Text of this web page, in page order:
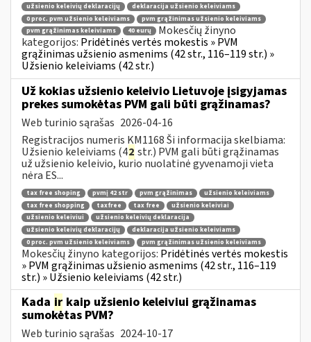
užsienio keleivių deklaracijų
deklaracija užsienio keleiviams
0 proc. pvm užsienio keleiviams
pvm grąžinimas užsienio keleiviams
pvm grąžinimas keleiviams
40 eurų
Mokesčių žinyno
kategorijos: Pridėtinės vertės mokestis » PVM
grąžinimas užsienio asmenims (42 str., 116–119 str.) »
Užsienio keleiviams (42 str.)
Už kokias užsienio keleivio Lietuvoje įsigyjamas
prekes sumokėtas PVM gali būti grąžinamas?
Web turinio sąrašas 2026-04-16
Registracijos numeris KM1168 Ši informacija skelbiama:
Užsienio keleiviams (42 str.) PVM gali būti grąžinamas
už užsienio keleivio, kurio nuolatinė gyvenamoji vieta
nėra ES...
tax free shoping pvmį 42 str pvm grąžinimas
užsienio keleiviams
tax free shopping
taxfree tax free
užsienio keleiviai
užsienio keleiviui
užsienio keleivių deklaracija
užsienio keleivių deklaracijų
deklaracija užsienio keleiviams
0 proc. pvm užsienio keleiviams
pvm grąžinimas užsienio keleiviams
Mokesčių žinyno kategorijos: Pridėtinės vertės mokestis
» PVM grąžinimas užsienio asmenims (42 str., 116–119
str.) » Užsienio keleiviams (42 str.)
Kada ir kaip užsienio keleiviui grąžinamas
sumokėtas PVM?
Web turinio sąrašas 2024-10-17